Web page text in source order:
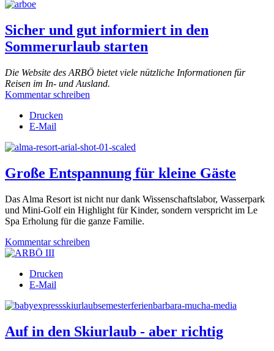
Sicher und gut informiert in den
Sommerurlaub starten
Die Website des ARBÖ bietet viele nützliche Informationen für
Reisen im In- und Ausland.
Kommentar schreiben
Drucken
E-Mail
Große Entspannung für kleine Gäste
Das Alma Resort ist nicht nur dank Wissenschaftslabor, Wasserpark
und Mini-Golf ein Highlight für Kinder, sondern verspricht im Le
Spa Erholung für die ganze Familie.
Kommentar schreiben
Drucken
E-Mail
Auf in den Skiurlaub - aber richtig